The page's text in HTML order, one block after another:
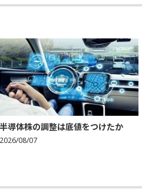
半導体株の調整は底値をつけたか
2026/08/07